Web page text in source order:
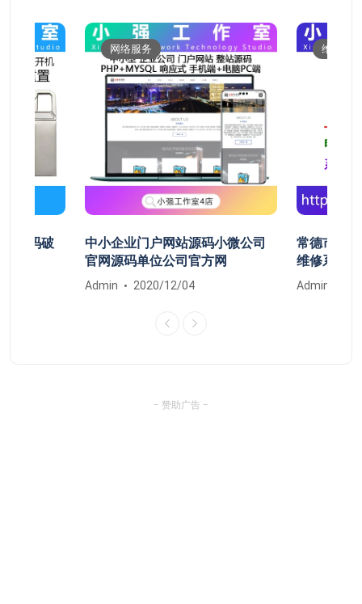
密码破
网络服务
中小企业门户网站源码小微公司
官网源码单位公司官方网
Admin 2020/12/04
维修服
常德市鼎
维修系统
Admin
- 赞助广告 -